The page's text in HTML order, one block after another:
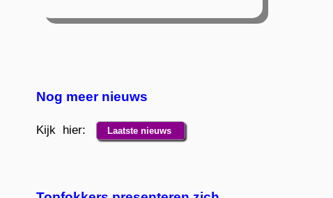
Nog meer nieuws
Kijk hier: Laatste nieuws